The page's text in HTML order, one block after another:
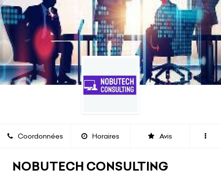
Coordonnées Horaires Avis
NOBUTECH CONSULTING